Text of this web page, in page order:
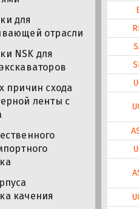
для
отрасли
NSK для
причин схода
ленты с
качения